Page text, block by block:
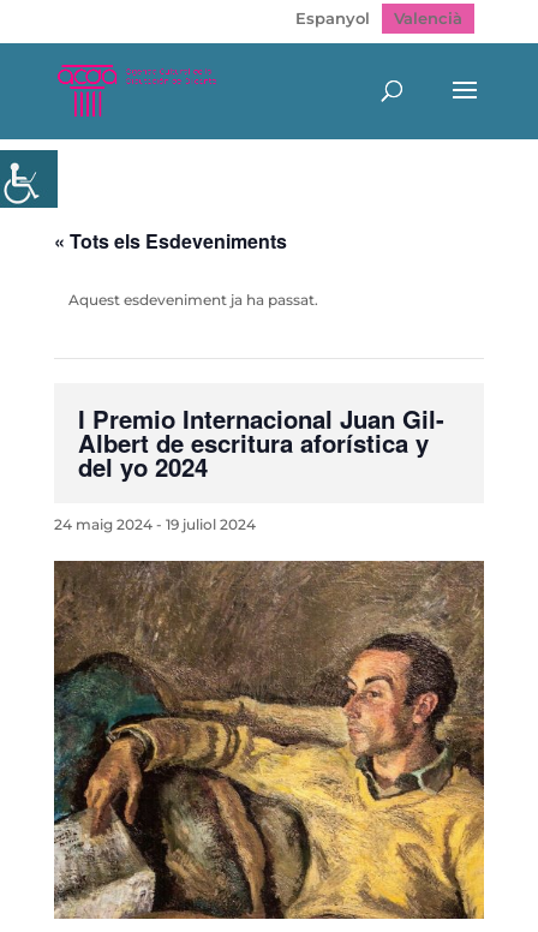
Espanyol Valencià
« Tots els Esdeveniments
Aquest esdeveniment ja ha passat.
I Premio Internacional Juan Gil-
Albert de escritura aforística y
del yo 2024
24 maig 2024- 19 juliol 2024